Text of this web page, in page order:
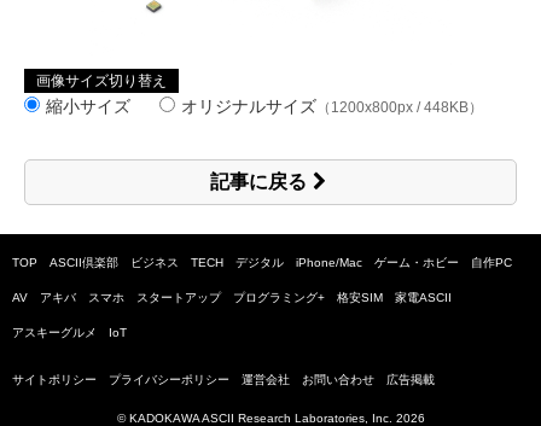
画像サイズ切り替え
縮小サイズ オリジナルサイズ （1200x800px / 448KB）
記事に戻る
TOP ASCII倶楽部 ビジネス TECH デジタル iPhone/Mac ゲーム・ホビー 自作PC
AV アキバ スマホ スタートアップ プログラミング+ 格安SIM 家電ASCII
アスキーグルメ IoT
サイトポリシー プライバシーポリシー 運営会社 お問い合わせ 広告掲載
© KADOKAWA ASCII Research Laboratories, Inc. 2026